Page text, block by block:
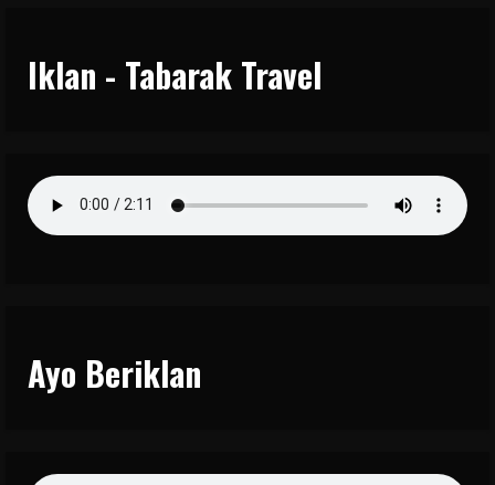
Iklan - Tabarak Travel
Ayo Beriklan